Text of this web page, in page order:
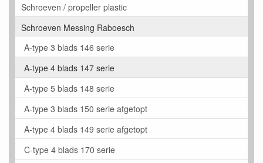
Schroeven / propeller plastic
Schroeven Messing Raboesch
A-type 3 blads 146 serie
A-type 4 blads 147 serie
A-type 5 blads 148 serie
A-type 3 blads 150 serie afgetopt
A-type 4 blads 149 serie afgetopt
C-type 4 blads 170 serie